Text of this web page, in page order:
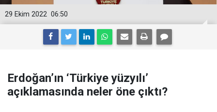
06:50
29 Ekim 2022
Erdoğan’ın ‘Türkiye yüzyılı’
açıklamasında neler öne çıktı?